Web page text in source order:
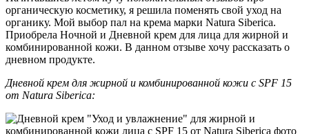
органическую косметику, я решила поменять свой уход на
органику. Мой выбор пал на крема марки Natura Siberica.
Приобрела Ночной и Дневной крем для лица для жирной и
комбинированной кожи. В данном отзыве хочу рассказать о
дневном продукте.
Дневной крем для жирной и комбинированной кожи с SPF 15
от Natura Siberica: